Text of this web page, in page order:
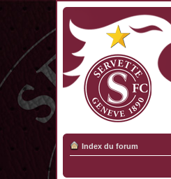
Index du forum